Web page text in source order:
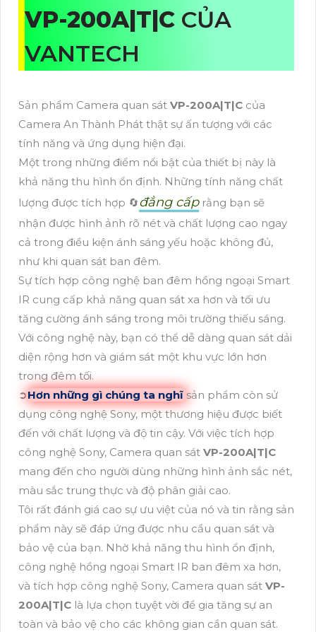
VP-200A|T|C CỦA
VANTECH
Sản phẩm Camera quan sát VP-200A|T|C của
Camera An Thành Phát thật sự ấn tượng với các
tính năng và ứng dụng hiện đại.
Một trong những điểm nổi bật của thiết bị này là
khả năng thu hình ổn định. Những tính năng chất
lượng được tích hợp 🔄đẳng cấprằng bạn sẽ
nhận được hình ảnh rõ nét và chất lượng cao ngay
cả trong điều kiện ánh sáng yếu hoặc không đủ,
như khi quan sát ban đêm.
Sự tích hợp công nghệ ban đêm hồng ngoại Smart
IR cung cấp khả năng quan sát xa hơn và tối ưu
tăng cường ánh sáng trong môi trường thiếu sáng.
Với công nghệ này, bạn có thể dễ dàng quan sát dải
diện rộng hơn và giám sát một khu vực lớn hơn
trong đêm tối.
➲Hơn những gì chúng ta nghĩ sản phẩm còn sử
dụng công nghệ Sony, một thương hiệu được biết
đến với chất lượng và độ tin cậy. Với việc tích hợp
công nghệ Sony, Camera quan sát VP-200A|T|C
mang đến cho người dùng những hình ảnh sắc nét,
màu sắc trung thực và độ phân giải cao.
Tôi rất đánh giá cao sự ưu việt của nó và tin rằng sản
phẩm này sẽ đáp ứng được nhu cầu quan sát và
bảo vệ của bạn. Nhờ khả năng thu hình ổn định,
công nghệ hồng ngoại Smart IR ban đêm xa hơn,
và tích hợp công nghệ Sony, Camera quan sát VP-
200A|T|C là lựa chọn tuyệt vời để gia tăng sự an
toàn và bảo vệ cho các không gian cần quan sát.